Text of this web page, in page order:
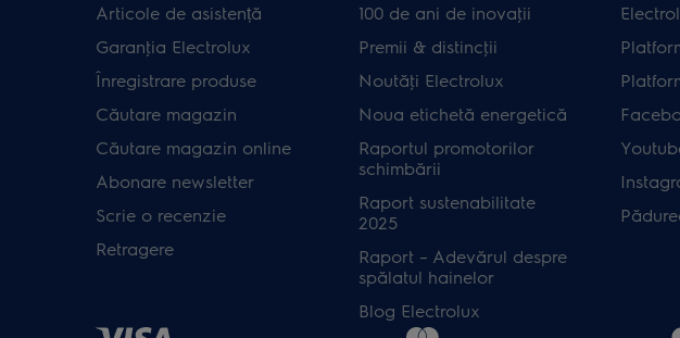
Articole de asistență
Garanţia Electrolux
Înregistrare produse
Căutare magazin
Căutare magazin online
Abonare newsletter
Scrie o recenzie
Retragere
100 de ani de inovaţii
Premii & distincţii
Noutăţi Electrolux
Noua etichetă energetică
Raportul promotorilor
schimbării
Raport sustenabilitate
2025
Raport – Adevărul despre
spălatul hainelor
Blog Electrolux